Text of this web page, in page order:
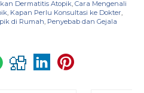
Dermatitis Atopik Cara Mengenali
Kapan Perlu Konsultasi ke Dokter
di Rumah Penyebab dan Gejala